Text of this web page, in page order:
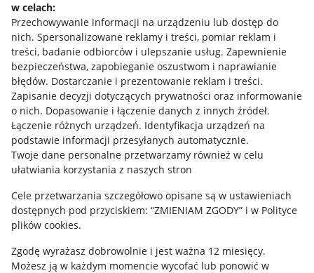
w celach:
Przechowywanie informacji na urządzeniu lub dostęp do
nich. Spersonalizowane reklamy i treści, pomiar reklam i
treści, badanie odbiorców i ulepszanie usług. Zapewnienie
bezpieczeństwa, zapobieganie oszustwom i naprawianie
błędów. Dostarczanie i prezentowanie reklam i treści.
Zapisanie decyzji dotyczących prywatności oraz informowanie
o nich. Dopasowanie i łączenie danych z innych źródeł.
Łączenie różnych urządzeń. Identyfikacja urządzeń na
podstawie informacji przesyłanych automatycznie.
Twoje dane personalne przetwarzamy również w celu
ułatwiania korzystania z naszych stron
Cele przetwarzania szczegółowo opisane są w ustawieniach
dostępnych pod przyciskiem: “ZMIENIAM ZGODY” i w Polityce
plików cookies.
Zgodę wyrażasz dobrowolnie i jest ważna 12 miesięcy.
Możesz ją w każdym momencie wycofać lub ponowić w
Allegro Gadane dla sprzedających
Allegro Gadane dla kupujących
Mapa miejscowości
Informacje prawne
Regulamin
Polityka plików "cookies"
Ustawienia plików "cookies"
Udostępnianie lokalizacji
Informacje dla Aktu o Usługach Cyfrowych
Pobierz aplikację